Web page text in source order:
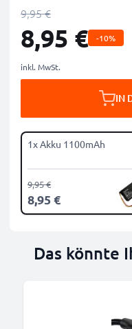
9,95 €
8,95 € -10%
inkl. MwSt.
IN
1x Akku 1100mAh
8,95 €
9,95 €
Das könnte